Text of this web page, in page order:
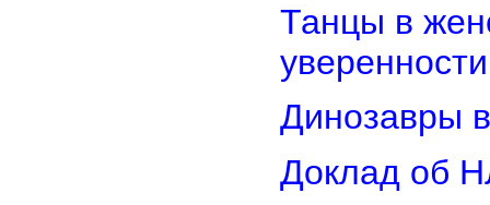
Танцы в
Динозавры
Доклад об